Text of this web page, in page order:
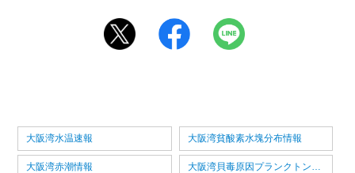
大阪湾水温速報 大阪湾貧酸素水塊分布情報
大阪湾赤潮情報 大阪湾貝毒原因プランクトン情報